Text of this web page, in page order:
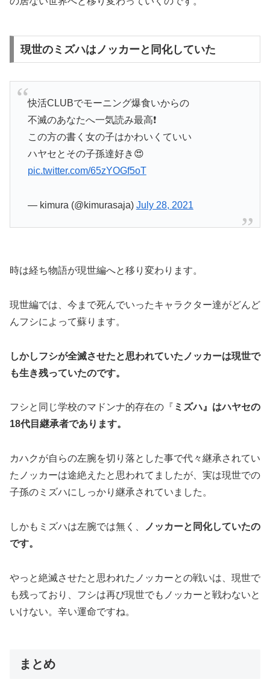
現世のミズハはノッカーと同化していた
快活CLUBでモーニング爆食いからの
不滅のあなたへ一気読み最高❗️
この方の書く女の子はかわいくていい
ハヤセとその子孫達好き😍
pic.twitter.com/65zYOGf5oT
— kimura (@kimurasaja) July 28, 2021
時は経ち物語が現世編へと移り変わります。
現世編では、今まで死んでいったキャラクター達がどんど
んフシによって蘇ります。
しかしフシが全滅させたと思われていたノッカーは現世で
も生き残っていたのです。
フシと同じ学校のマドンナ的存在の『 ミズハ』はハヤセの
18代目継承者であります。
カハクが自らの左腕を切り落とした事で代々継承されてい
たノッカーは途絶えたと思われてましたが、実は現世での
子孫のミズハにしっかり継承されていました。
しかもミズハは左腕では無く、
ノッカーと同化していたの
です。
やっと絶滅させたと思われたノッカーとの戦いは、現世で
も残っており、フシは再び現世でもノッカーと戦わないと
いけない。辛い運命ですね。
まとめ